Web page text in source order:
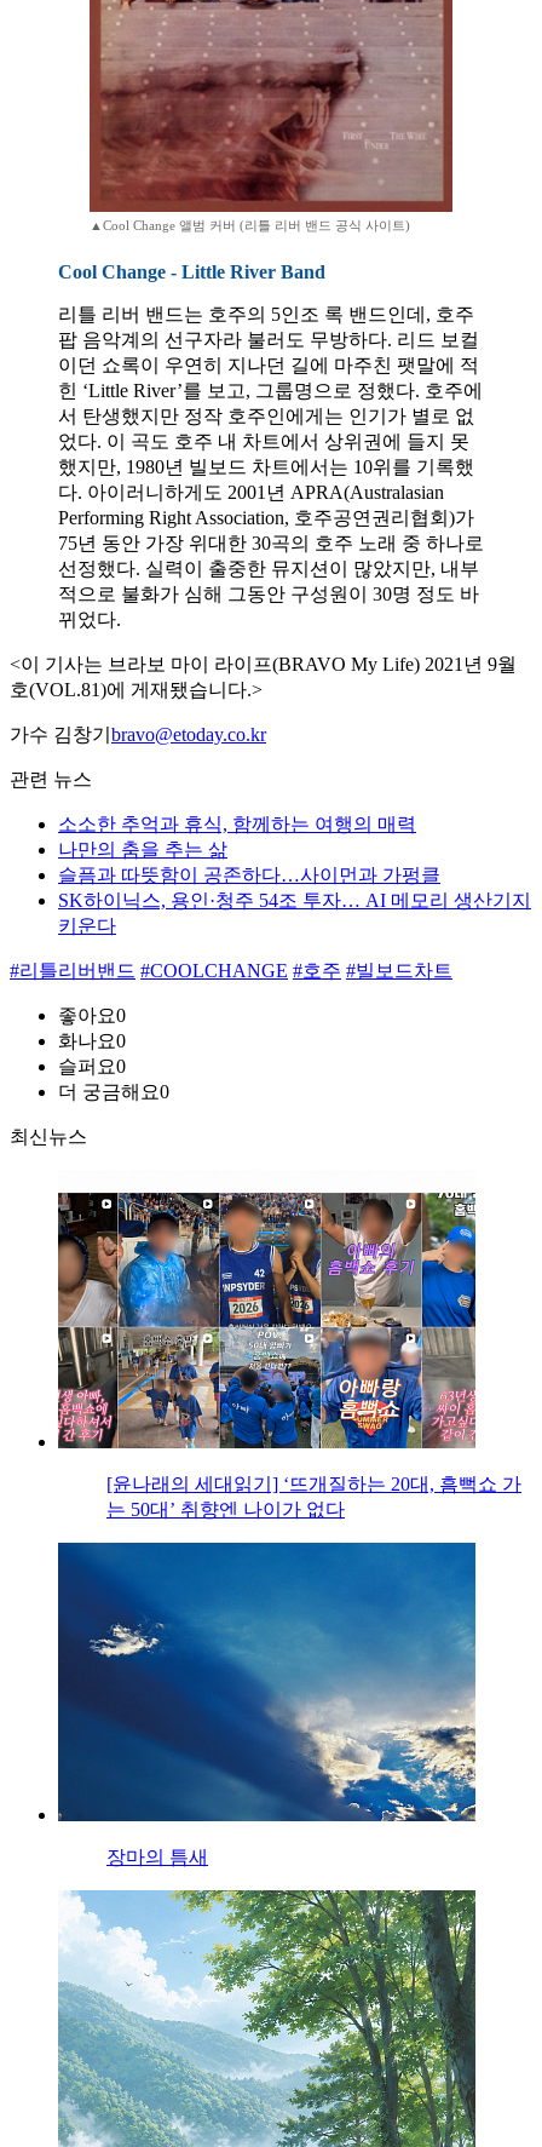
▲Cool Change 앨범 커버 (리틀 리버 밴드 공식 사이트)
Cool Change - Little River Band
리틀 리버 밴드는 호주의 5인조 록 밴드인데, 호주
팝 음악계의 선구자라 불러도 무방하다. 리드 보컬
이던 쇼록이 우연히 지나던 길에 마주친 팻말에 적
힌 ‘Little River’를 보고, 그룹명으로 정했다. 호주에
서 탄생했지만 정작 호주인에게는 인기가 별로 없
었다. 이 곡도 호주 내 차트에서 상위권에 들지 못
했지만, 1980년 빌보드 차트에서는 10위를 기록했
다. 아이러니하게도 2001년 APRA(Australasian
Performing Right Association, 호주공연권리협회)가
75년 동안 가장 위대한 30곡의 호주 노래 중 하나로
선정했다. 실력이 출중한 뮤지션이 많았지만, 내부
적으로 불화가 심해 그동안 구성원이 30명 정도 바
뀌었다.
<이 기사는 브라보 마이 라이프(BRAVO My Life) 2021년 9월
호(VOL.81)에 게재됐습니다.>
가수 김창기 bravo@etoday.co.kr
관련 뉴스
소소한 추억과 휴식, 함께하는 여행의 매력
나만의 춤을 추는 삶
슬픔과 따뜻함이 공존하다…사이먼과 가펑클
SK하이닉스, 용인·청주 54조 투자… AI 메모리 생산기지
키운다
#리틀리버밴드 #COOLCHANGE #호주 #빌보드차트
좋아요0
화나요0
슬퍼요0
더 궁금해요0
최신뉴스
[윤나래의 세대읽기] ‘뜨개질하는 20대, 흠뻑쇼 가
는 50대’ 취향엔 나이가 없다
장마의 틈새